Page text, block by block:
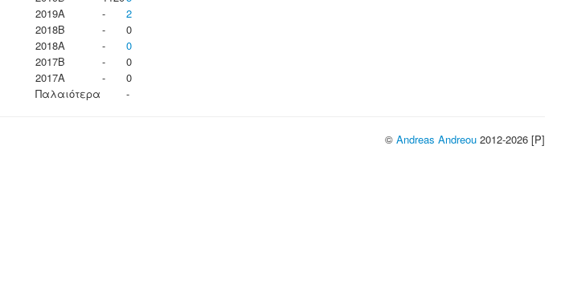
2019A
-
2
2018B
-
0
2018A
-
0
2017B
-
0
2017A
-
0
Παλαιότερα
-
© Andreas Andreou 2012-2026 [P]